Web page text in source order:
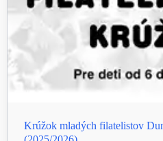
Krúžok mladých filatelistov